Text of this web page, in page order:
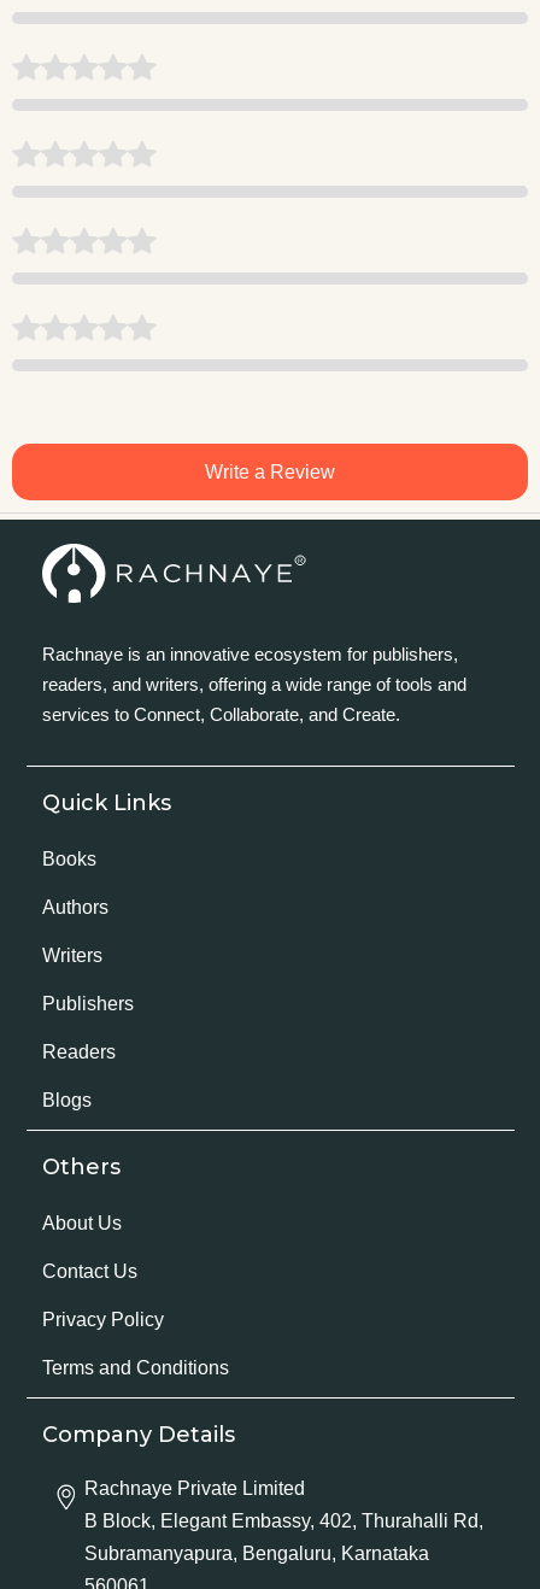
Write a Review
Rachnaye is an innovative ecosystem for publishers,
readers, and writers, offering a wide range of tools and
services to Connect, Collaborate, and Create.
Quick Links
Books
Authors
Writers
Publishers
Readers
Blogs
Others
About Us
Contact Us
Privacy Policy
Terms and Conditions
Company Details
Rachnaye Private Limited
B Block, Elegant Embassy, 402, Thurahalli Rd,
Subramanyapura, Bengaluru, Karnataka